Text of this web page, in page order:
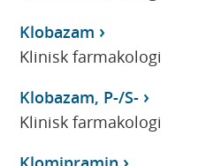
Klobazam
Klinisk farmakologi
Klobazam, P-/S-
Klinisk farmakologi